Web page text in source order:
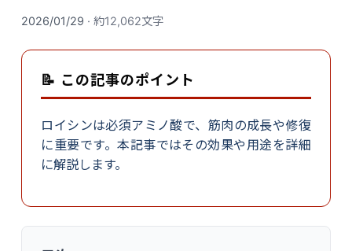
2026/01/29 · 約12,062文字
📝 この記事のポイント
ロイシンは必須アミノ酸で、筋肉の成長や修復
に重要です。本記事ではその効果や用途を詳細
に解説します。